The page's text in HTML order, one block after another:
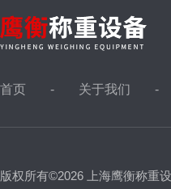
首页 关于我们
版权所有©2026 上海鹰衡称重